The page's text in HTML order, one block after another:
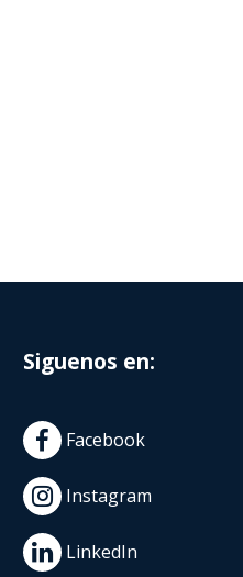
Siguenos en:
Facebook
Instagram
LinkedIn